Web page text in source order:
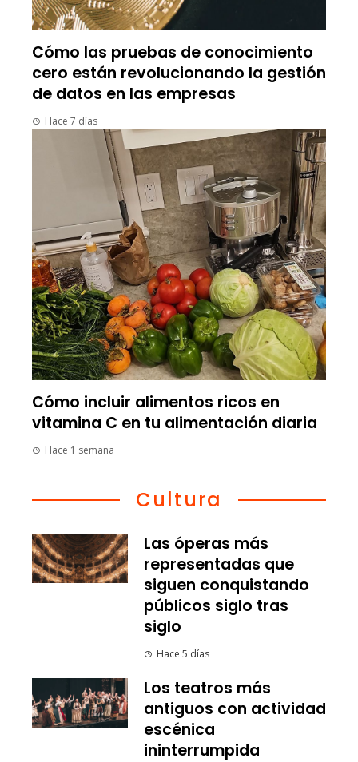
Cómo las pruebas de conocimiento
cero están revolucionando la gestión
de datos en las empresas
Hace 7 días
Cómo incluir alimentos ricos en
vitamina C en tu alimentación diaria
Hace 1 semana
Cultura
Las óperas más
representadas que
siguen conquistando
públicos siglo tras
siglo
Hace 5 días
Los teatros más
antiguos con actividad
escénica
ininterrumpida